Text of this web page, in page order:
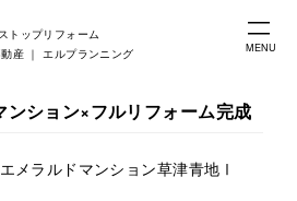
MENU
トップリフォーム
産 ｜ エルプランニング
ンション×フルリフォーム完成
メラルドマンション草津青地Ⅰ